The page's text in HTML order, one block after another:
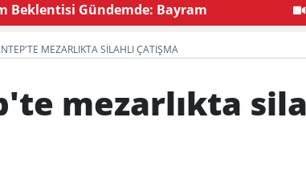
Gelen Kulis Bilgileri
Acar Gidiyor mu?
Edildi
MEZARLIKTA SILAHLI ÇATIŞMA
mezarlıkta